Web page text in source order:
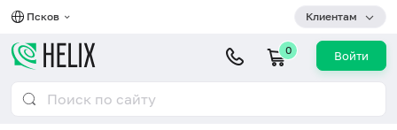
Псков Клиентам
0 Войти